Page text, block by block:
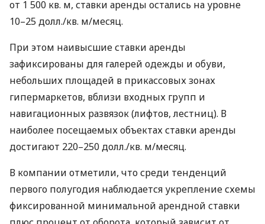
от 1 500 кв. м, ставки аренды остались на уровне
10–25 долл./кв. м/месяц.
При этом наивысшие ставки аренды
зафиксированы для галерей одежды и обуви,
небольших площадей в прикассовых зонах
гипермаркетов, вблизи входных групп и
навигационных развязок (лифтов, лестниц). В
наиболее посещаемых объектах ставки аренды
достигают 220–250 долл./кв. м/месяц.
В компании отметили, что среди тенденций
первого полугодия наблюдается укрепление схемы
фиксированной минимальной арендной ставки